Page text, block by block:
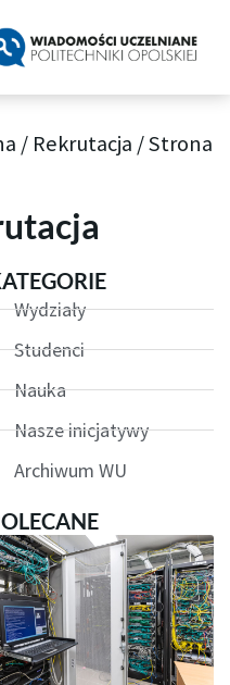
/ Rekrutacja /Strona
Wydziały
Studenci
Nauka
Nasze inicjatywy
Archiwum WU